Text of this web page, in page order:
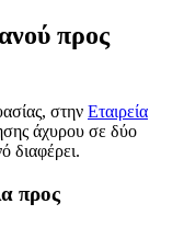
προς
στην Εταιρεία
άχυρου σε δύο
διαφέρει.
προς